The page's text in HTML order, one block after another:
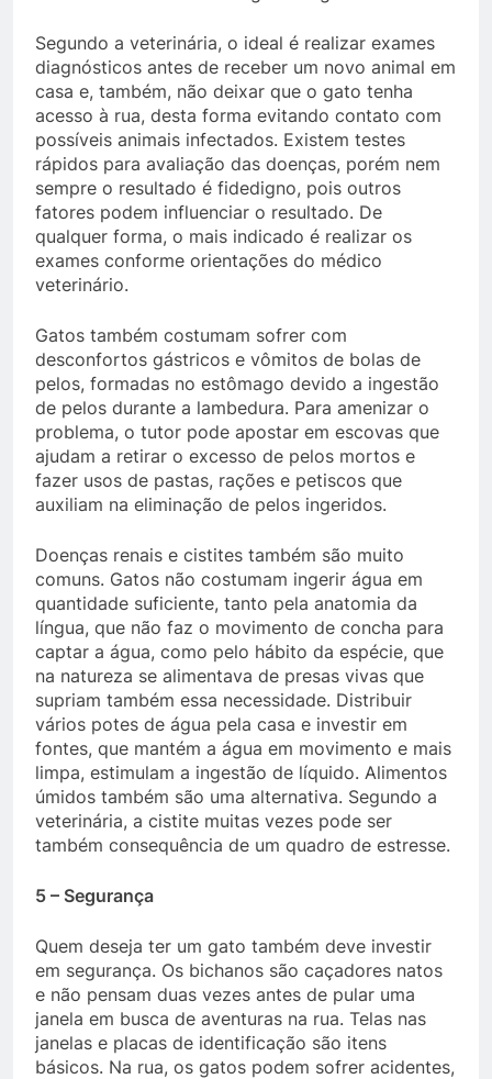
Segundo a veterinária, o ideal é realizar exames
diagnósticos antes de receber um novo animal em
casa e, também, não deixar que o gato tenha
acesso à rua, desta forma evitando contato com
possíveis animais infectados. Existem testes
rápidos para avaliação das doenças, porém nem
sempre o resultado é fidedigno, pois outros
fatores podem influenciar o resultado. De
qualquer forma, o mais indicado é realizar os
exames conforme orientações do médico
veterinário.
Gatos também costumam sofrer com
desconfortos gástricos e vômitos de bolas de
pelos, formadas no estômago devido a ingestão
de pelos durante a lambedura. Para amenizar o
problema, o tutor pode apostar em escovas que
ajudam a retirar o excesso de pelos mortos e
fazer usos de pastas, rações e petiscos que
auxiliam na eliminação de pelos ingeridos.
Doenças renais e cistites também são muito
comuns. Gatos não costumam ingerir água em
quantidade suficiente, tanto pela anatomia da
língua, que não faz o movimento de concha para
captar a água, como pelo hábito da espécie, que
na natureza se alimentava de presas vivas que
supriam também essa necessidade. Distribuir
vários potes de água pela casa e investir em
fontes, que mantém a água em movimento e mais
limpa, estimulam a ingestão de líquido. Alimentos
úmidos também são uma alternativa. Segundo a
veterinária, a cistite muitas vezes pode ser
também consequência de um quadro de estresse.
5 – Segurança
Quem deseja ter um gato também deve investir
em segurança. Os bichanos são caçadores natos
e não pensam duas vezes antes de pular uma
janela em busca de aventuras na rua. Telas nas
janelas e placas de identificação são itens
básicos. Na rua, os gatos podem sofrer acidentes,